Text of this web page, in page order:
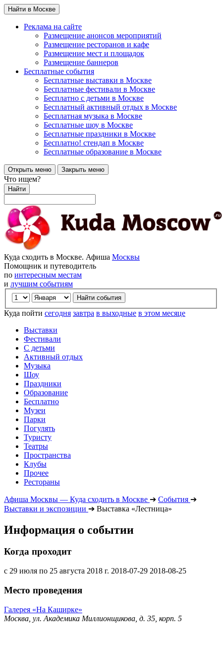
Найти в Москве
Реклама на сайте
Размещение анонсов мероприятий
Размещение ресторанов и кафе
Размещение мест и площадок
Размещение баннеров
Бесплатные события
Бесплатные выставки в Москве
Бесплатные фестивали в Москве
Бесплатно с детьми в Москве
Бесплатный активный отдых в Москве
Бесплатная музыка в Москве
Бесплатные шоу в Москве
Бесплатные праздники в Москве
Бесплатно! стендап в Москве
Бесплатные образование в Москве
Открыть меню Закрыть меню
Что ищем?
Найти
Куда сходить в Москве. Афиша Москвы
Помощник и путеводитель
по интересным местам
и лучшим событиям
Куда пойти сегодня завтра в выходные в этом месяце
Выставки
Фестивали
С детьми
Активный отдых
Музыка
Шоу
Праздники
Образование
Бесплатно
Музеи
Парки
Погулять
Туристу
Театры
Пространства
Клубы
Прочее
Рестораны
Афиша Москвы — Куда сходить в Москве ➔ События ➔
Выставки и экспозиции ➔ Выставка «Лестница»
Информация о событии
Когда проходит
с 29 июля по 25 августа 2018 г. 2018-07-29 2018-08-25
Место проведения
Галерея «На Каширке»
Москва, ул. Академика Миллионщикова, д. 35, корп. 5